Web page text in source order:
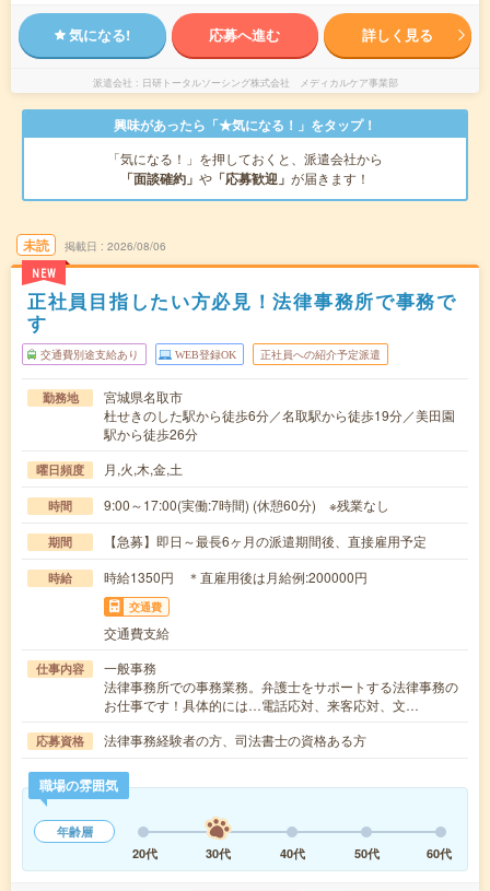
気になる! 応募へ進む 詳しく見る
派遣会社 日研トータルソーシング株式会社 メディカルケア事業部
興味があったら「★気になる！」をタップ！
「気になる！」を押しておくと、派遣会社から
「面談確約」 や 「応募歓迎」 が届きます！
未読
NEW
掲載日 2026/08/06
正社員目指したい方必見！法律事務所で事務で
す
交通費別途支給あり WEB登録OK 正社員への紹介予定派遣
勤務地
宮城県名取市
杜せきのした駅から徒歩6分／名取駅から徒歩19分／美田園
駅から徒歩26分
曜日頻度 月,火,木,金,土
時間 9:00～17:00(実働:7時間) (休憩60分) ※残業なし
期間 【急募】即日～最長6ヶ月の派遣期間後、直接雇用予定
時給 時給1350円 ＊直雇用後は月給例:200000円
交通費
交通費支給
仕事内容
一般事務
法律事務所での事務業務。弁護士をサポートする法律事務の
お仕事です！具体的には…電話応対、来客応対、文…
応募資格 法律事務経験者の方、司法書士の資格ある方
職場の雰囲気
年齢層
20代
30代 40代 50代 60代